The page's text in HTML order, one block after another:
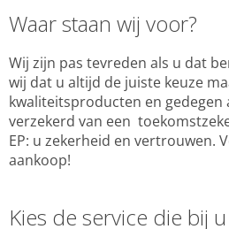
Waar staan wij voor?
Wij zijn pas tevreden als u dat
wij dat u altijd de juiste keuze
kwaliteitsproducten en gedegen
verzekerd van een
EP: u zekerheid en vertrouwen.
aankoop!
Kies de service die bij